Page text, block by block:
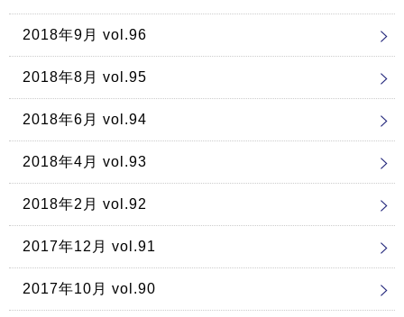
2018年9月 vol.96
2018年8月 vol.95
2018年6月 vol.94
2018年4月 vol.93
2018年2月 vol.92
2017年12月 vol.91
2017年10月 vol.90